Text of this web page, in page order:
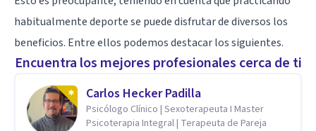
habitualmente deporte se puede disfrutar de diversos los
beneficios. Entre ellos podemos destacar los siguientes.
Encuentra los mejores profesionales cerca de ti
Carlos Hecker Padilla
Psicólogo Clínico | Sexoterapeuta I Master
Psicoterapia Integral | Terapeuta de Pareja